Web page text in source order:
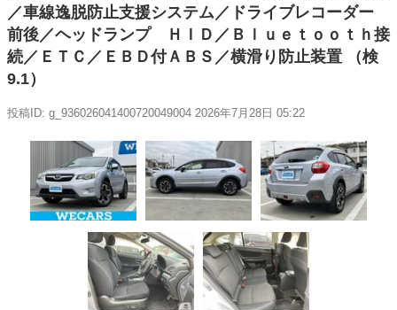
／車線逸脱防止支援システム／ドライブレコーダー
前後／ヘッドランプ ＨＩＤ／Ｂｌｕｅｔｏｏｔｈ接
続／ＥＴＣ／ＥＢＤ付ＡＢＳ／横滑り防止装置 （検
9.1）
投稿ID: g_936026041400720049004 2026年7月28日 05:22